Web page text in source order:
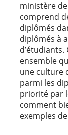
ministère de
comprend
diplômés
diplômés à
ensemble
une culture
parmi les
priorité par
comment
exemples